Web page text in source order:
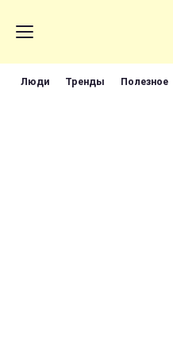
Люди Тренды Полезное